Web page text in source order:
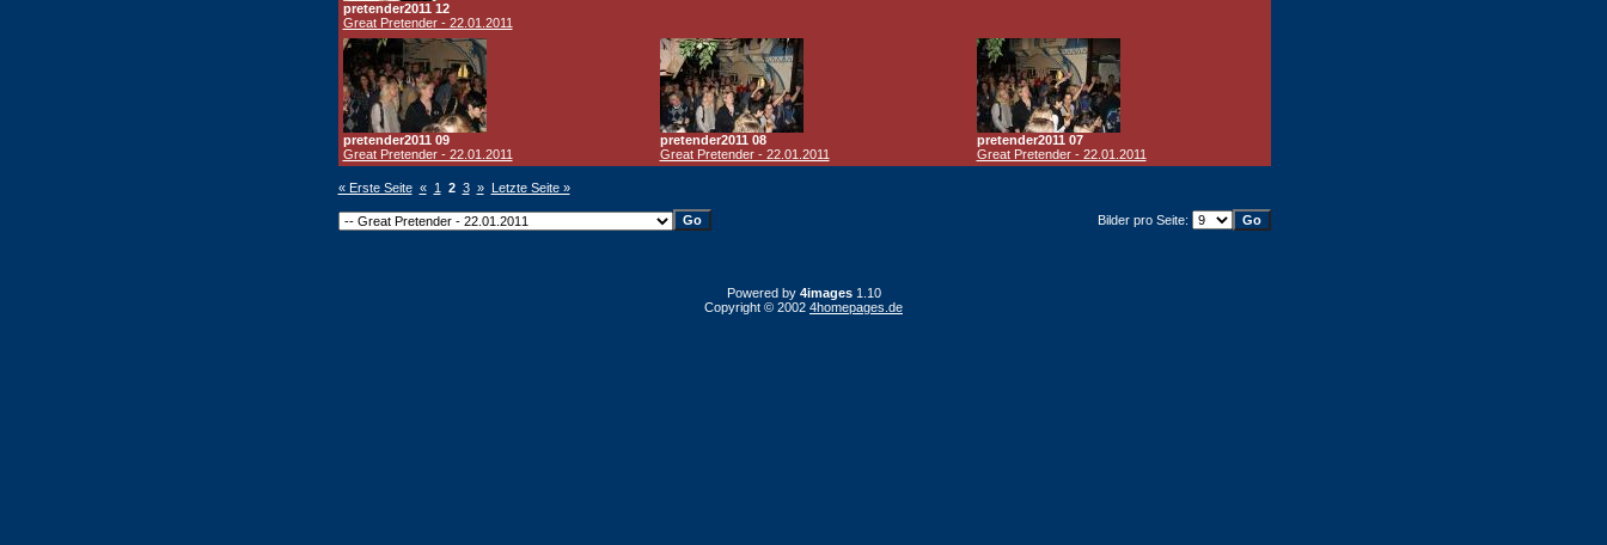
pretender2011 12
Great Pretender - 22.01.2011
pretender2011 09
Great Pretender - 22.01.2011
pretender2011 08
Great Pretender - 22.01.2011
pretender2011 07
Great Pretender - 22.01.2011
« Erste Seite « 1 2 3 » Letzte Seite »
Bilder pro Seite:
Powered by 4images1.10
Copyright © 2002 4homepages.de